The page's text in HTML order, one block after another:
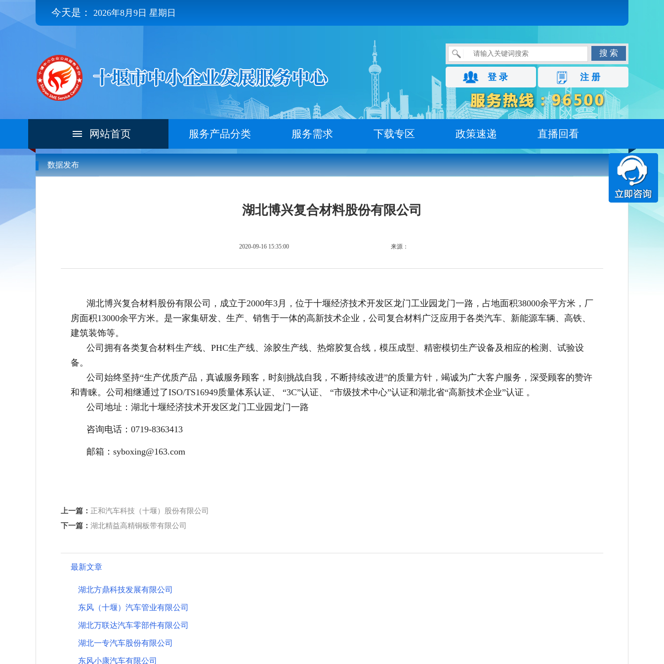
今天是： 2026年8月9日 星期日
搜 索
登 录 注 册
网站首页 服务产品分类 服务需求 下载专区 政策速递 直播回看
数据发布
湖北博兴复合材料股份有限公司
2020-09-16 15:35:00 来源：
湖北博兴复合材料股份有限公司，成立于2000年3月，位于十堰经济技术开发区龙门工业园龙门一路，占地面积38000余平方米，厂
房面积13000余平方米。是一家集研发、生产、销售于一体的高新技术企业，公司复合材料广泛应用于各类汽车、新能源车辆、高铁、
建筑装饰等。
公司拥有各类复合材料生产线、PHC生产线、涂胶生产线、热熔胶复合线，模压成型、精密模切生产设备及相应的检测、试验设
备。
公司始终坚持“生产优质产品，真诚服务顾客，时刻挑战自我，不断持续改进”的质量方针，竭诚为广大客户服务，深受顾客的赞许
和青睐。公司相继通过了ISO/TS16949质量体系认证、 “3C”认证、 “市级技术中心”认证和湖北省“高新技术企业”认证 。
公司地址：湖北十堰经济技术开发区龙门工业园龙门一路
咨询电话：0719-8363413
邮箱：syboxing@163.com
上一篇： 正和汽车科技（十堰）股份有限公司
下一篇： 湖北精益高精铜板带有限公司
最新文章
湖北方鼎科技发展有限公司
东风（十堰）汽车管业有限公司
湖北万联达汽车零部件有限公司
湖北一专汽车股份有限公司
东风小康汽车有限公司